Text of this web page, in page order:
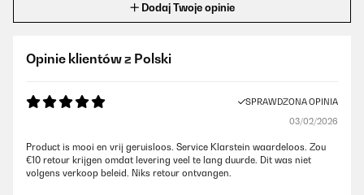
Dodaj Twoje opinie
Opinie klientów z Polski
SPRAWDZONA OPINIA
03/02/2026
Product is mooi en vrij geruisloos. Service Klarstein waardeloos. Zou
€10 retour krijgen omdat levering veel te lang duurde. Dit was niet
volgens verkoop beleid. Niks retour ontvangen.